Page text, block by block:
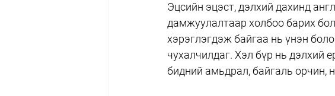
Эцсийн эцэст, дэлхий дахинд
дамжуулалтаар холбоо барих
хэрэглэгдэж байгаа нь үнэн
чухалчилдаг. Хэл бүр нь дэлхий
бидний амьдрал, байгаль орчин,